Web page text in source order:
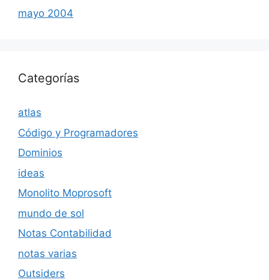
mayo 2004
Categorías
atlas
Código y Programadores
Dominios
ideas
Monolito Moprosoft
mundo de sol
Notas Contabilidad
notas varias
Outsiders